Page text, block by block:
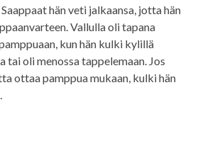
hän veti jalkaansa, jotta hän
Vallulla oli tapana
kun hän kulki kylillä
tai oli menossa tappelemaan. Jos
ottaa pamppua mukaan, kulki hän